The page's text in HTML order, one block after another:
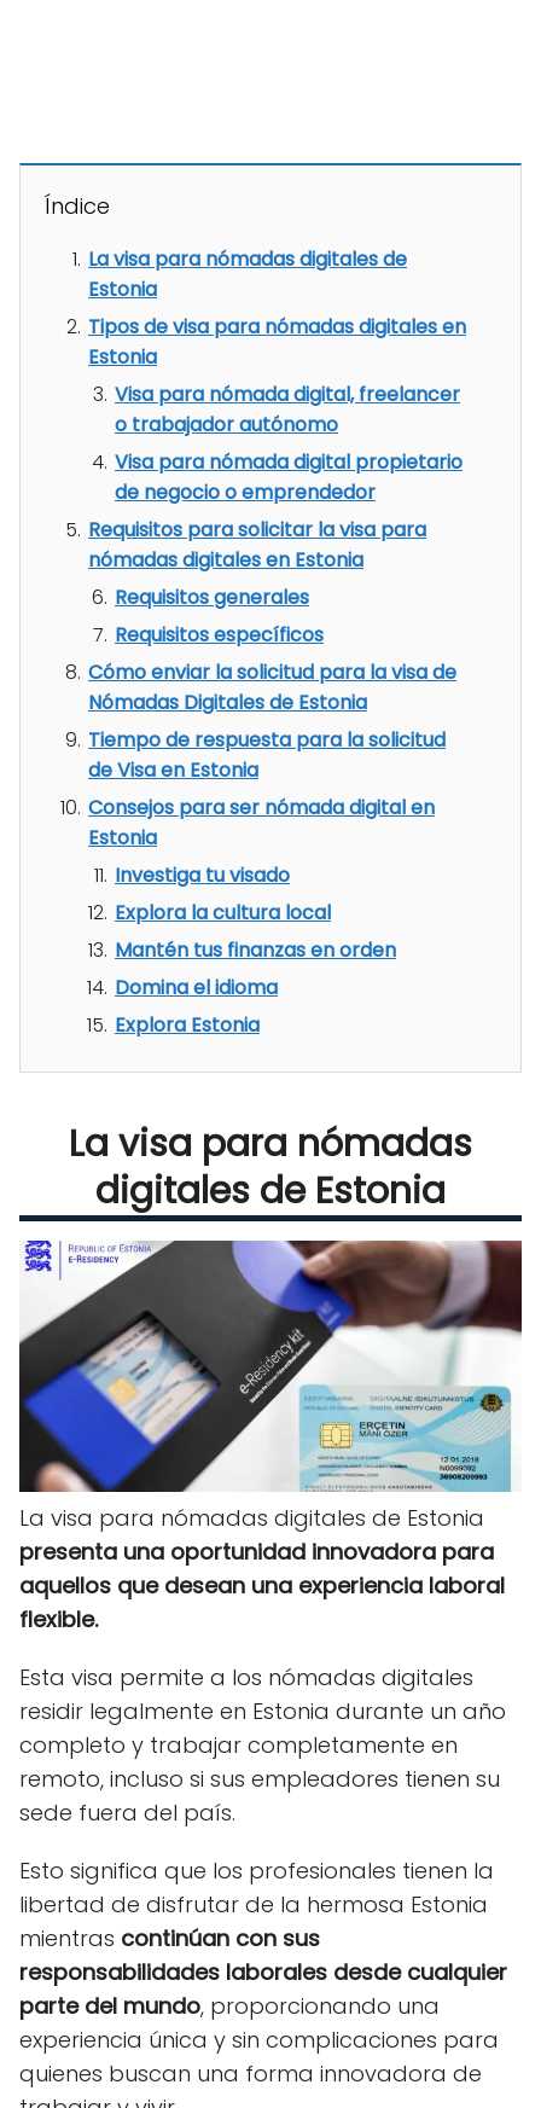
Índice
La visa para nómadas digitales de
Estonia
Tipos de visa para nómadas digitales en
Estonia
Visa para nómada digital, freelancer
o trabajador autónomo
Visa para nómada digital propietario
de negocio o emprendedor
Requisitos para solicitar la visa para
nómadas digitales en Estonia
Requisitos generales
Requisitos específicos
Cómo enviar la solicitud para la visa de
Nómadas Digitales de Estonia
Tiempo de respuesta para la solicitud
de Visa en Estonia
Consejos para ser nómada digital en
Estonia
Investiga tu visado
Explora la cultura local
Mantén tus finanzas en orden
Domina el idioma
Explora Estonia
La visa para nómadas
digitales de Estonia
La visa para nómadas digitales de Estonia
presenta una oportunidad innovadora para
aquellos que desean una experiencia laboral
flexible.
Esta visa permite a los nómadas digitales
residir legalmente en Estonia durante un año
completo y trabajar completamente en
remoto, incluso si sus empleadores tienen su
sede fuera del país.
Esto significa que los profesionales tienen la
libertad de disfrutar de la hermosa Estonia
mientras continúan con sus
responsabilidades laborales desde cualquier
parte del mundo, proporcionando una
experiencia única y sin complicaciones para
quienes buscan una forma innovadora de